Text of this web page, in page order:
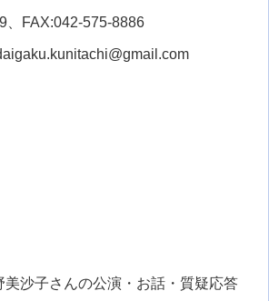
FAX:042-575-8886
美沙子さんの公演・お話・質疑応答